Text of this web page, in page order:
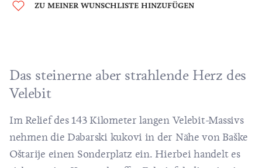
ZU MEINER WUNSCHLISTE HINZUFÜGEN
Das steinerne aber strahlende Herz des
Velebit
Im Relief des 143 Kilometer langen Velebit-Massivs
nehmen die Dabarski kukovi in der Nähe von Baške
Oštarije einen Sonderplatz ein. Hierbei handelt es